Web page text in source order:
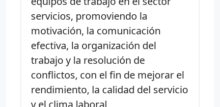
servicios, promoviendo la
motivación, la comunicación
efectiva, la organización del
trabajo y la resolución de
conflictos, con el fin de mejorar el
rendimiento, la calidad del servicio
y el clima laboral